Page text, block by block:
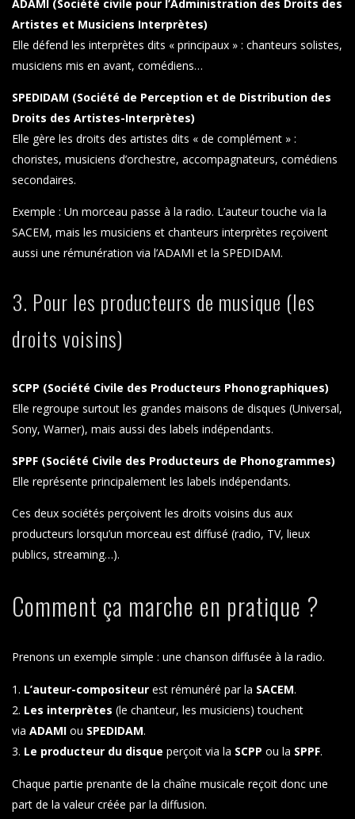
ADAMI (Société civile pour l’Administration des Droits des
Artistes et Musiciens Interprètes)
Elle défend les interprètes dits « principaux » : chanteurs solistes,
musiciens mis en avant, comédiens…
SPEDIDAM (Société de Perception et de Distribution des
Droits des Artistes-Interprètes)
Elle gère les droits des artistes dits « de complément » :
choristes, musiciens d’orchestre, accompagnateurs, comédiens
secondaires.
Exemple : Un morceau passe à la radio. L’auteur touche via la
SACEM, mais les musiciens et chanteurs interprètes reçoivent
aussi une rémunération via l’ADAMI et la SPEDIDAM.
3. Pour les producteurs de musique (les
droits voisins)
SCPP (Société Civile des Producteurs Phonographiques)
Elle regroupe surtout les grandes maisons de disques (Universal,
Sony, Warner), mais aussi des labels indépendants.
SPPF (Société Civile des Producteurs de Phonogrammes)
Elle représente principalement les labels indépendants.
Ces deux sociétés perçoivent les droits voisins dus aux
producteurs lorsqu’un morceau est diffusé (radio, TV, lieux
publics, streaming…).
Comment ça marche en pratique ?
Prenons un exemple simple : une chanson diffusée à la radio.
L’auteur-compositeur est rémunéré par la SACEM.
Les interprètes (le chanteur, les musiciens) touchent
via ADAMI ou SPEDIDAM.
Le producteur du disque perçoit via la SCPP ou la SPPF.
Chaque partie prenante de la chaîne musicale reçoit donc une
part de la valeur créée par la diffusion.